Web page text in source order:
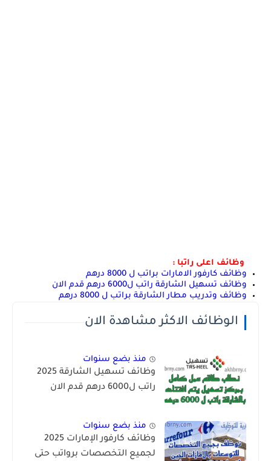
وظائف اعلى راتبا :
وظائف كارفور الامارات براتب ل 8000 درهم
وظائف تسهيل الشارقة راتب ل6000 درهم قدم الان
وظائف وتدريب مطار الشارقة براتب ل 8000 درهم
الوظائف الاكثر مشاهدة الان
منذ بضع سنوات
وظائف تسهيل الشارقة 2025
راتب ل6000 درهم قدم الان
منذ بضع سنوات
وظائف كارفور الإمارات 2025
لجميع التخصصات برواتب حتى